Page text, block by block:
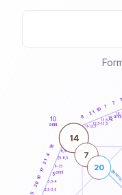
10
anni
2,5-3,5
3,5-4
6-7,5
7,5-8,5
8,5-9
11-12,5
12,5-13,5
13,5-14
16-
5
20
10
17
21
4
18
8
21
10 7
7
14
7
20
5anni
15 anni